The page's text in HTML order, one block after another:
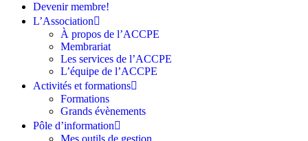
Devenir membre!
L’Association
À propos de l’ACCPE
Membrariat
Les services de l’ACCPE
L’équipe de l’ACCPE
Activités et formations
Formations
Grands évènements
Pôle d’information
Mes outils de gestion